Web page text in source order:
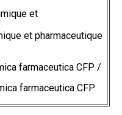
et
et pharmaceutique
farmaceutica CFP /
farmaceutica CFP